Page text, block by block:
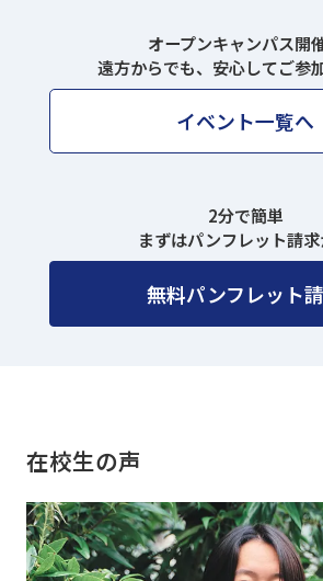
オープンキャンパス開
遠方からでも、安心してご参
イベント一覧へ
2分で簡単
まずはパンフレット請求
無料パンフレット
在校生の声